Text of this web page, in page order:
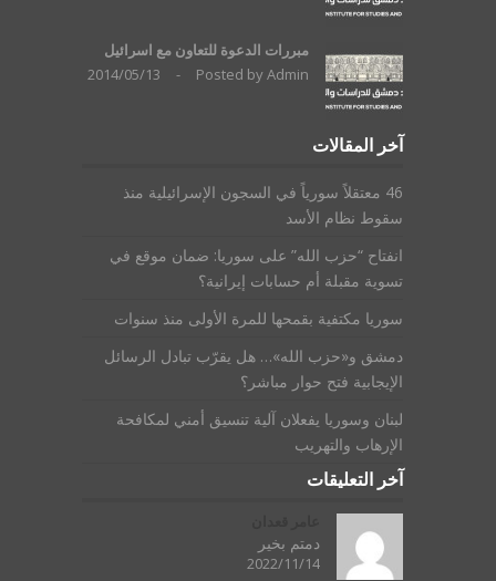
مبررات الدعوة للتعاون مع اسرائيل
Posted byAdmin
-
2014/05/13
آخر المقالات
46 معتقلاً سورياً في السجون الإسرائيلية منذ
سقوط نظام الأسد
انفتاح “حزب الله” على سوريا: ضمان موقع في
تسوية مقبلة أم حسابات إيرانية؟
سوريا مكتفية بقمحها للمرة الأولى منذ سنوات
دمشق و«حزب الله»… هل يقرّب تبادل الرسائل
الإيجابية فتح حوار مباشر؟
لبنان وسوريا يفعلان آلية تنسيق أمني لمكافحة
الإرهاب والتهريب
آخر التعليقات
دمتم بخير
2022/11/14